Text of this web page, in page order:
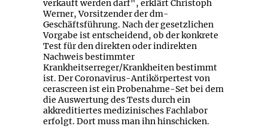
verkauft werden darf", erklärt Christoph
Werner, Vorsitzender der dm-
Geschäftsführung. Nach der gesetzlichen
Vorgabe ist entscheidend, ob der konkrete
Test für den direkten oder indirekten
Nachweis bestimmter
Krankheitserreger/Krankheiten bestimmt
ist. Der Coronavirus-Antikörpertest von
cerascreen ist ein Probenahme-Set bei dem
die Auswertung des Tests durch ein
akkreditiertes medizinisches Fachlabor
erfolgt. Dort muss man ihn hinschicken.